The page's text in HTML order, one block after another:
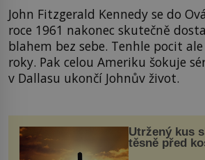
John Fitzgerald Kennedy se do
roce 1961 nakonec skutečně
blahem bez sebe. Tenhle pocit
roky. Pak celou Ameriku šokuje
v Dallasu ukončí Johnův život.
Utržený kus
těsně před
Ochránila ho